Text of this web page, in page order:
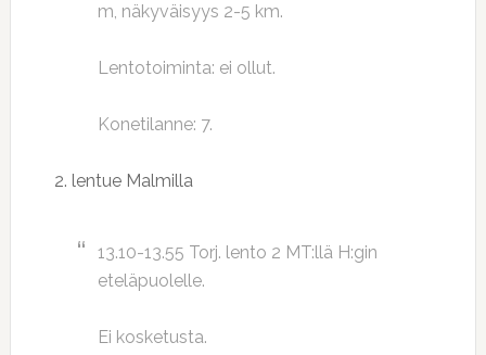
m, näkyväisyys 2-5 km.
Lentotoiminta: ei ollut.
Konetilanne: 7.
2. lentue Malmilla
13.10-13.55 Torj. lento 2 MT:llä H:gin
eteläpuolelle.
Ei kosketusta.